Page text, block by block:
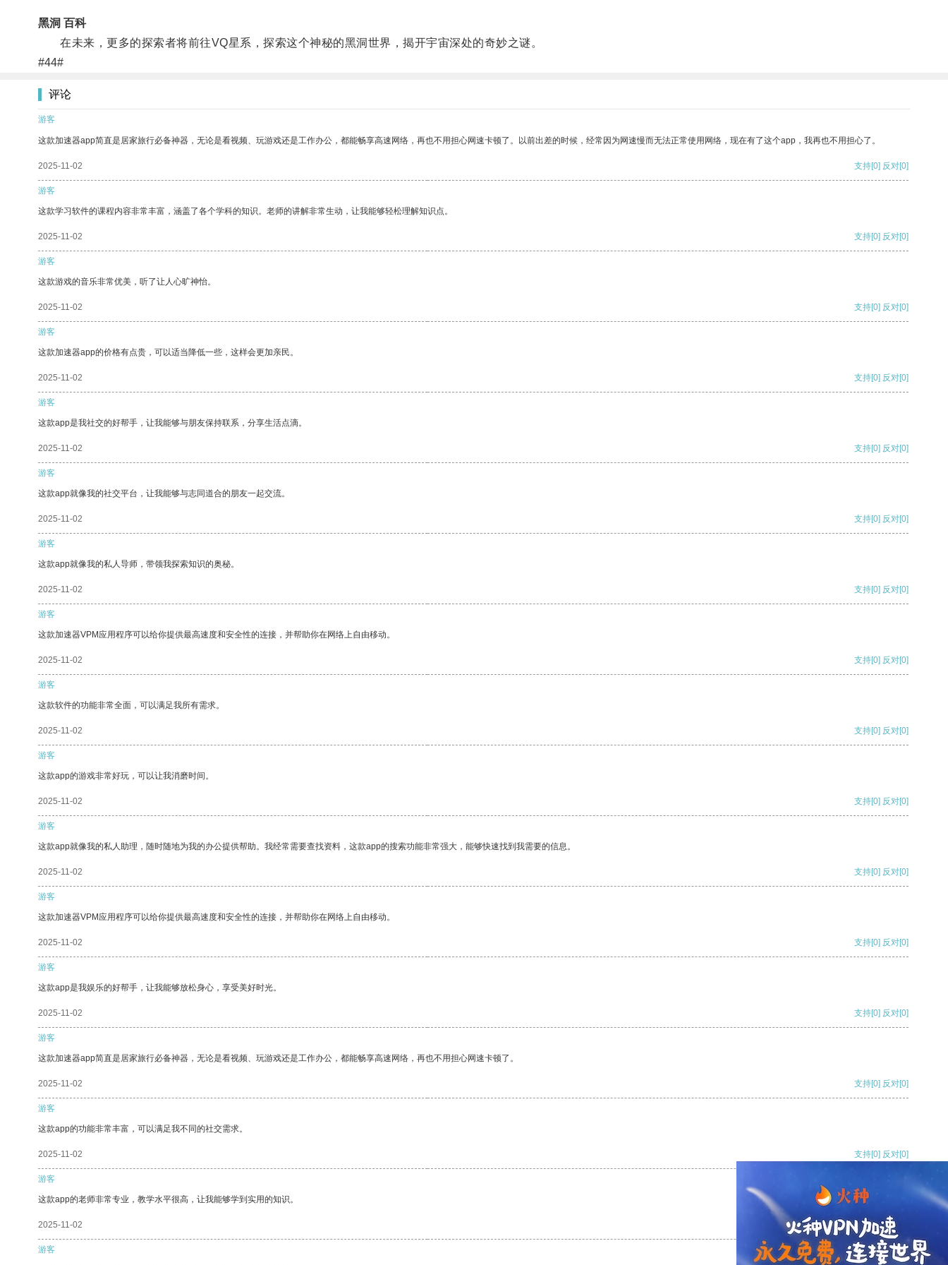
黑洞 百科
在未来，更多的探索者将前往VQ星系，探索这个神秘的黑洞世界，揭开宇宙深处的奇妙之谜。
#44#
评论
游客
这款加速器app简直是居家旅行必备神器，无论是看视频、玩游戏还是工作办公，都能畅享高速网络，再也不用担心网速卡顿了。以前出差的时候，经常因为网速慢而无法正常使用网络，现在有了这个app，我再也不用担心了。
2025-11-02 支持[0] 反对[0]
游客
这款学习软件的课程内容非常丰富，涵盖了各个学科的知识。老师的讲解非常生动，让我能够轻松理解知识点。
2025-11-02 支持[0] 反对[0]
游客
这款游戏的音乐非常优美，听了让人心旷神怡。
2025-11-02 支持[0] 反对[0]
游客
这款加速器app的价格有点贵，可以适当降低一些，这样会更加亲民。
2025-11-02 支持[0] 反对[0]
游客
这款app是我社交的好帮手，让我能够与朋友保持联系，分享生活点滴。
2025-11-02 支持[0] 反对[0]
游客
这款app就像我的社交平台，让我能够与志同道合的朋友一起交流。
2025-11-02 支持[0] 反对[0]
游客
这款app就像我的私人导师，带领我探索知识的奥秘。
2025-11-02 支持[0] 反对[0]
游客
这款加速器VPM应用程序可以给你提供最高速度和安全性的连接，并帮助你在网络上自由移动。
2025-11-02 支持[0] 反对[0]
游客
这款软件的功能非常全面，可以满足我所有需求。
2025-11-02 支持[0] 反对[0]
游客
这款app的游戏非常好玩，可以让我消磨时间。
2025-11-02 支持[0] 反对[0]
游客
这款app就像我的私人助理，随时随地为我的办公提供帮助。我经常需要查找资料，这款app的搜索功能非常强大，能够快速找到我需要的信息。
2025-11-02 支持[0] 反对[0]
游客
这款加速器VPM应用程序可以给你提供最高速度和安全性的连接，并帮助你在网络上自由移动。
2025-11-02 支持[0] 反对[0]
游客
这款app是我娱乐的好帮手，让我能够放松身心，享受美好时光。
2025-11-02 支持[0] 反对[0]
游客
这款加速器app简直是居家旅行必备神器，无论是看视频、玩游戏还是工作办公，都能畅享高速网络，再也不用担心网速卡顿了。
2025-11-02 支持[0] 反对[0]
游客
这款app的功能非常丰富，可以满足我不同的社交需求。
2025-11-02 支持[0] 反对[0]
游客
这款app的老师非常专业，教学水平很高，让我能够学到实用的知识。
2025-11-02 支持[0] 反对
游客